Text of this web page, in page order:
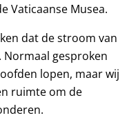
Vaticaanse Musea.
dat de stroom van
Normaal gesproken
lopen, maar wij
ruimte om de